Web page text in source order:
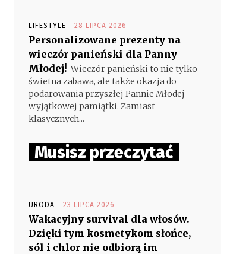
LIFESTYLE 28 LIPCA 2026
Personalizowane prezenty na
wieczór panieński dla Panny
Młodej! Wieczór panieński to nie tylko
świetna zabawa, ale także okazja do
podarowania przyszłej Pannie Młodej
wyjątkowej pamiątki. Zamiast
klasycznych...
Musisz przeczytać
URODA 23 LIPCA 2026
Wakacyjny survival dla włosów.
Dzięki tym kosmetykom słońce,
sól i chlor nie odbiorą im